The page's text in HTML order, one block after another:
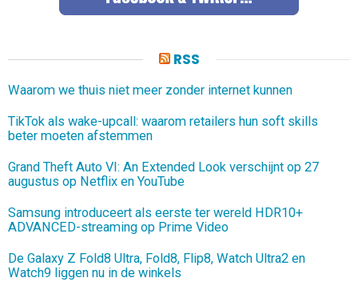
RSS
Waarom we thuis niet meer zonder internet kunnen
TikTok als wake-upcall: waarom retailers hun soft skills
beter moeten afstemmen
Grand Theft Auto VI: An Extended Look verschijnt op 27
augustus op Netflix en YouTube
Samsung introduceert als eerste ter wereld HDR10+
ADVANCED-streaming op Prime Video
De Galaxy Z Fold8 Ultra, Fold8, Flip8, Watch Ultra2 en
Watch9 liggen nu in de winkels